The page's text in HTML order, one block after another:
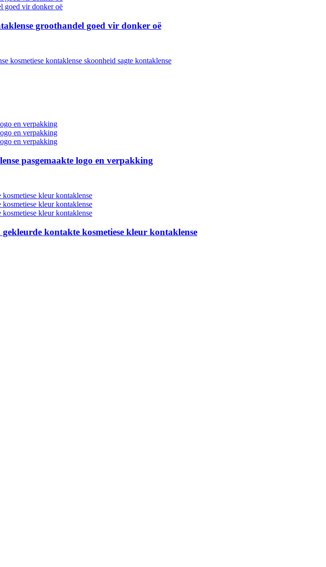
groothandel goed vir donker oë
pasgemaakte logo en verpakking
kontakte kosmetiese kleur kontaklense